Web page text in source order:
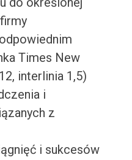
Times New
interlinia 1,5)
i
z
i sukcesów